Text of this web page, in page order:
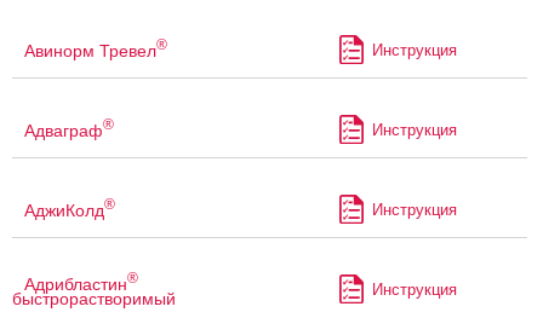
Авинорм Тревел® Инструкция
Адваграф® Инструкция
АджиКолд® Инструкция
Адрибластин®
быстрорастворимый Инструкция